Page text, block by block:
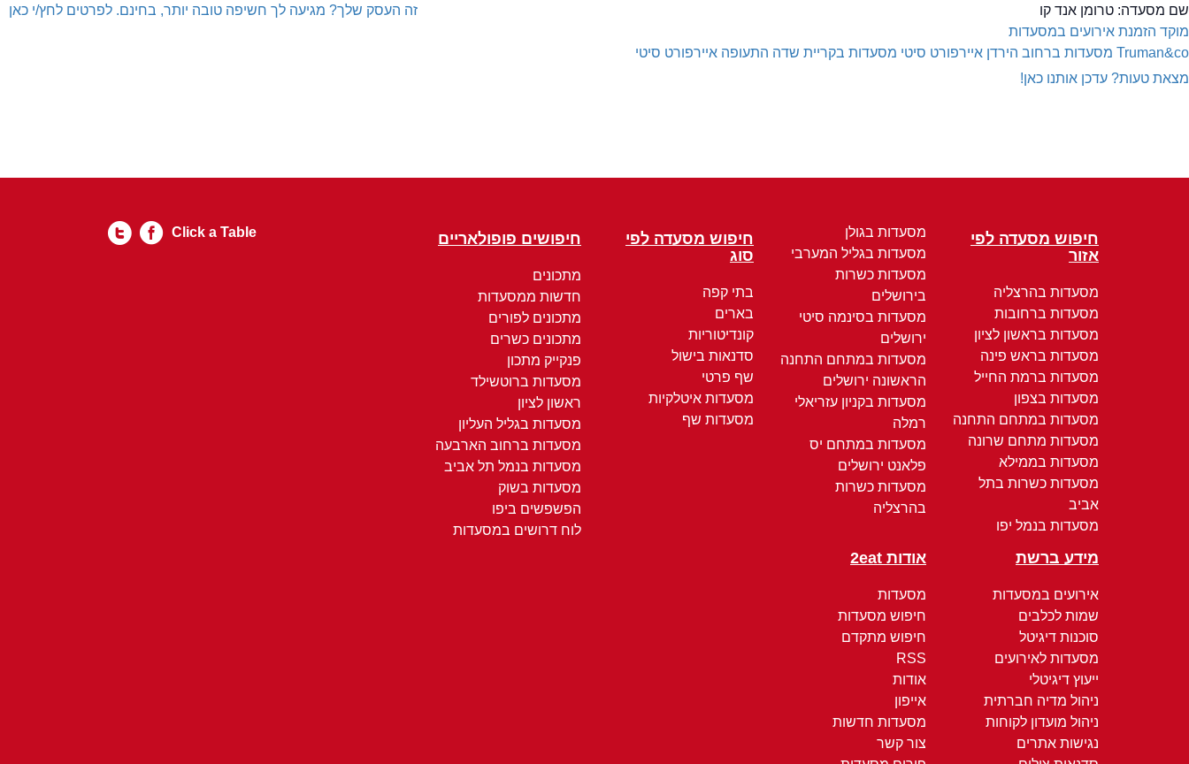
זה העסק שלך? מגיעה לך חשיפה טובה יותר, בחינם. לפרטים לחץ/י כאן שם מסעדה: טרומן אנד קו
מוקד הזמנת אירועים במסעדות
Truman&co מסעדות ברחוב הירדן איירפורט סיטי מסעדות בקריית שדה התעופה איירפורט סיטי
מצאת טעות? עדכן אותנו כאן!
חיפוש מסעדה לפי
אזור
מסעדות בהרצליה
מסעדות ברחובות
מסעדות בראשון לציון
מסעדות בראש פינה
מסעדות ברמת החייל
מסעדות בצפון
מסעדות במתחם התחנה
מסעדות מתחם שרונה
מסעדות בממילא
מסעדות כשרות בתל
אביב
מסעדות בנמל יפו
מסעדות בגולן
מסעדות בגליל המערבי
מסעדות כשרות
בירושלים
מסעדות בסינמה סיטי
ירושלים
מסעדות במתחם התחנה
הראשונה ירושלים
מסעדות בקניון עזריאלי
רמלה
מסעדות במתחם יס
פלאנט ירושלים
מסעדות כשרות
בהרצליה
חיפוש מסעדה לפי
סוג
בתי קפה
בארים
קונדיטוריות
סדנאות בישול
שף פרטי
מסעדות איטלקיות
מסעדות שף
חיפושים פופולאריים
מתכונים
חדשות ממסעדות
מתכונים לפורים
מתכונים כשרים
פנקייק מתכון
מסעדות ברוטשילד
ראשון לציון
מסעדות בגליל העליון
מסעדות ברחוב הארבעה
מסעדות בנמל תל אביב
מסעדות בשוק
הפשפשים ביפו
לוח דרושים במסעדות
מידע ברשת
אירועים במסעדות
שמות לכלבים
סוכנות דיגיטל
מסעדות לאירועים
ייעוץ דיגיטלי
ניהול מדיה חברתית
ניהול מועדון לקוחות
נגישות אתרים
אודות 2eat
מסעדות
חיפוש מסעדות
חיפוש מתקדם
RSS
אודות
אייפון
מסעדות חדשות
צור קשר
Click a Table